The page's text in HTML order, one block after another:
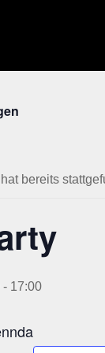
bereits
- 17:00